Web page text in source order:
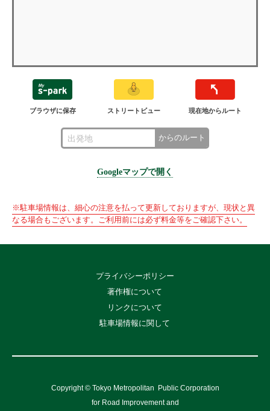
ブラウザに保存 ストリートビュー 現在地からルート
からのルート
Googleマップで開く
※駐車場情報は、細心の注意を払って更新しておりますが、現状と異
なる場合もございます。ご利用前には必ず料金等をご確認下さい。
プライバシーポリシー
著作権について
リンクについて
駐車場情報に関して
Copyright © Tokyo Metropolitan
Public Corporation
for Road Improvement and